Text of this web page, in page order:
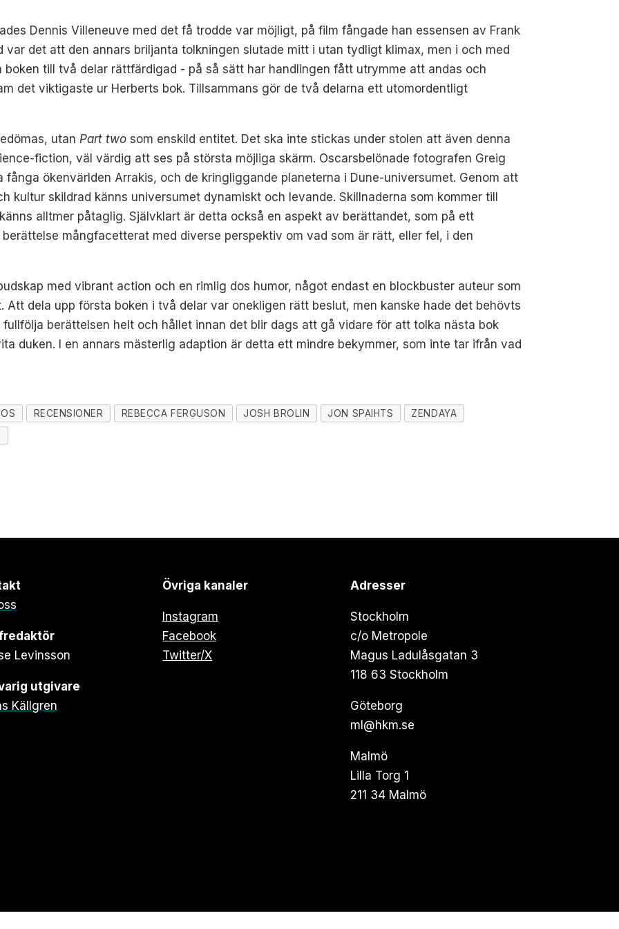
Dennis Villeneuve med det få trodde var möjligt, på film fångade han essensen av Frank
var det att den annars briljanta tolkningen slutade mitt i utan tydligt klimax, men i och med
till två delar rättfärdigad - på så sätt har handlingen fått utrymme att andas och
det viktigaste ur Herberts bok. Tillsammans gör de två delarna ett utomordentligt
utanPart twosom enskild entitet. Det ska inte stickas under stolen att även denna
fiction, väl värdig att ses på största möjliga skärm. Oscarsbelönade fotografen Greig
fånga ökenvärlden Arrakis, och de kringliggande planeterna i Dune-universumet. Genom att
kultur skildrad känns universumet dynamiskt och levande. Skillnaderna som kommer till
alltmer påtaglig. Självklart är detta också en aspekt av berättandet, som på ett
mångfacetterat med diverse perspektiv om vad som är rätt, eller fel, i den
med vibrant action och en rimlig dos humor, något endast en blockbuster auteur som
dela upp första boken i två delar var onekligen rätt beslut, men kanske hade det behövts
berättelsen helt och hållet innan det blir dags att gå vidare för att tolka nästa bok
duken. I en annars mästerlig adaption är detta ett mindre bekymmer, som inte tar ifrån vad
RECENSIONER REBECCA FERGUSON JOSH BROLIN JON SPAIHTS
ZENDAYA
Levinsson
utgivare
Källgren
Övriga kanaler
Instagram
Facebook
Twitter/X
Adresser
Stockholm
c/o Metropole
Magus Ladulåsgatan 3
118 63 Stockholm
Göteborg
ml@hkm.se
Malmö
Lilla Torg 1
211 34 Malmö